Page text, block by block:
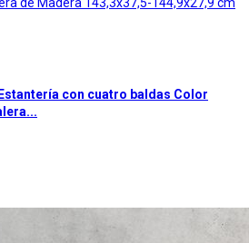
con cuatro baldas Color